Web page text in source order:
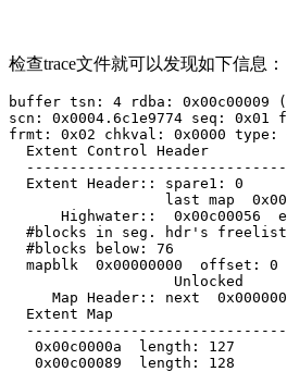
检查trace文件就可以发现如下信息：
buffer tsn: 4 rdba: 0x00c00009
scn: 0x0004.6c1e9774 seq:
frmt: 0x02 chkval: 0x0000 type:
Extent Control Header
Extent Header:: spare1: 0
last map  0x00000000
Highwater::  0x00c00056
#blocks in seg. hdr's
#blocks below: 76
mapblk  0x00000000  offset: 0
Unlocked
Map Header:: next
Extent Map
0x00c0000a  length: 127
0x00c00089  length: 128